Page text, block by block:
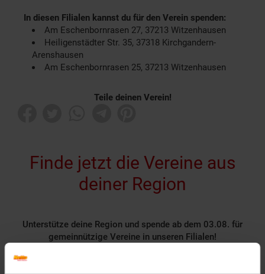
In diesen Filialen kannst du für den Verein spenden:
Am Eschenbornrasen 27, 37213 Witzenhausen
Heiligenstädter Str. 35, 37318 Kirchgandern-
Arenshausen
Am Eschenbornrasen 25, 37213 Witzenhausen
Teile deinen Verein!
Finde jetzt die Vereine aus
deiner Region
Unterstütze deine Region und spende ab dem 03.08. für
gemeinnützige Vereine in unseren Filialen!
Rund 1400 gemeinnützige Vereine nehmen deutschlandweit